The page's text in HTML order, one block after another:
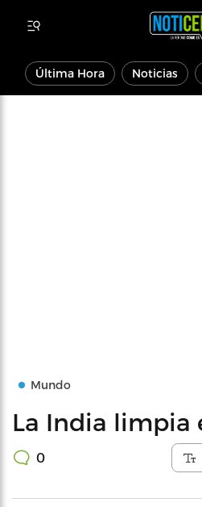
Última Hora Noticias
Mundo
La India limpia
0